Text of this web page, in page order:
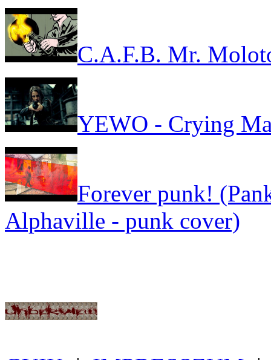
C.A.F.B. Mr.
YEWO - Crying
Forever punk!
Alphaville - punk cover)